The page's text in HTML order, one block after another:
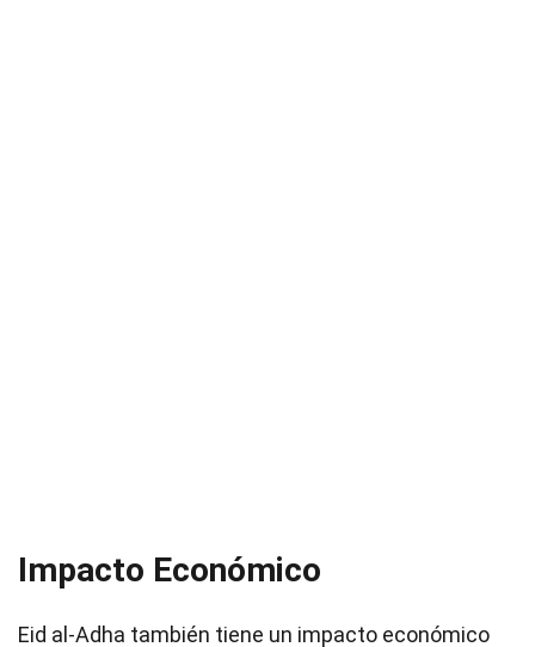
Impacto Económico
Eid al-Adha también tiene un impacto económico